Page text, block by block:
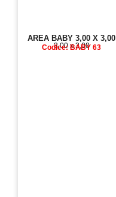
AREA BABY 3,00 X 3,00
3,00 x 3,00
Codice: BABY 63